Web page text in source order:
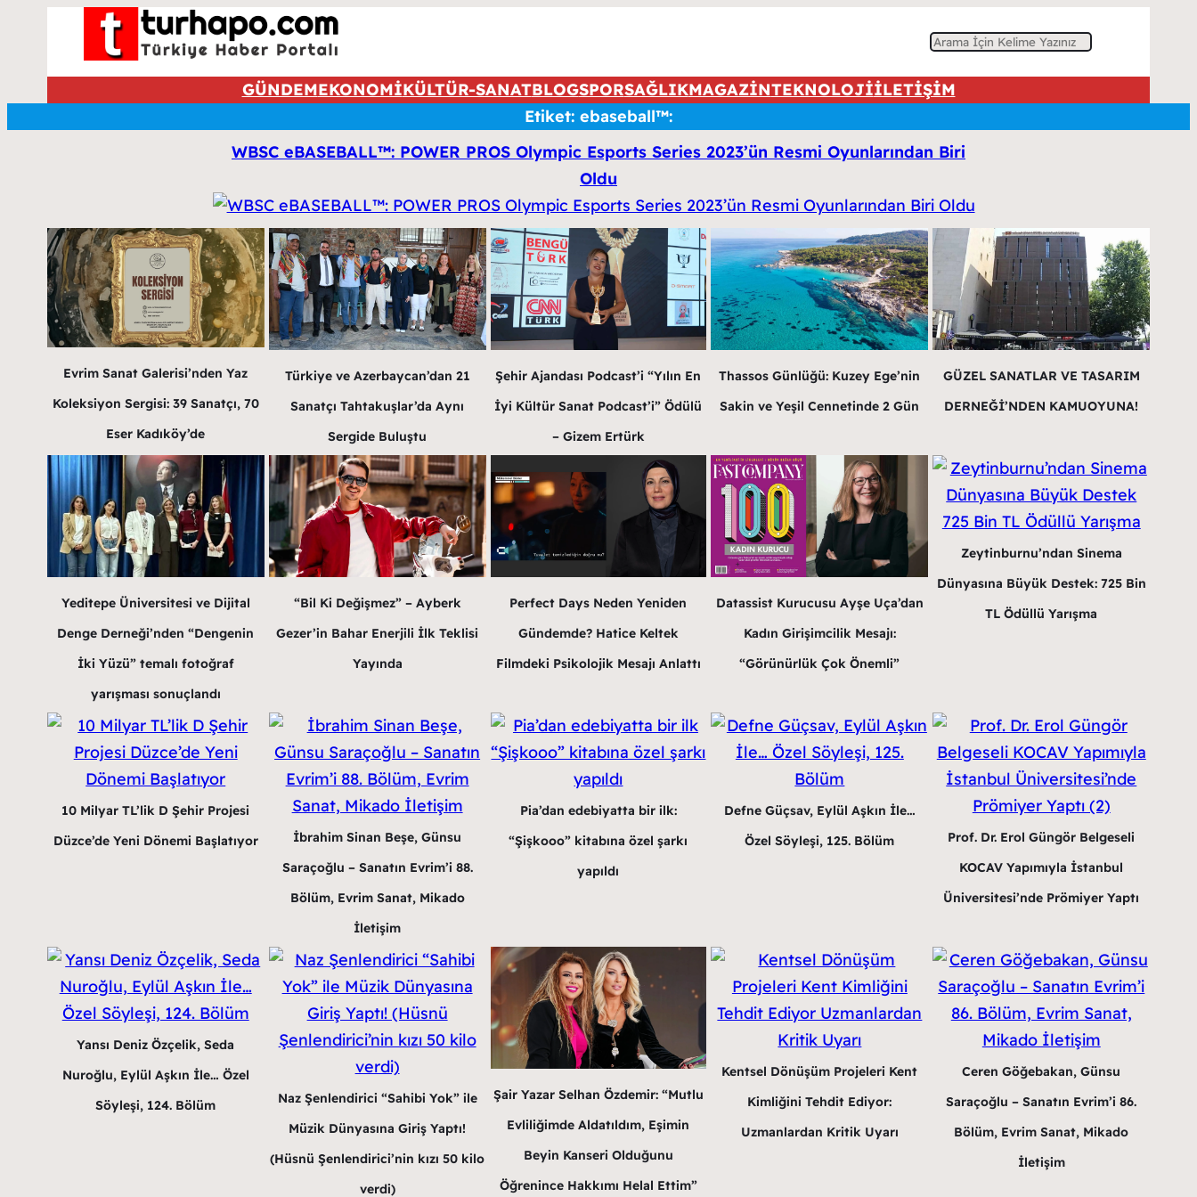
A
a
GÜNDEMEKONOMİKÜLTÜR-SANATBLOGSPORSAĞLIKMAGAZİNTEKNOLOJİİLETİŞİM
Etiket: ebaseball™:
WBSC eBASEBALL™: POWER PROS Olympic Esports Series 2023’ün Resmi Oyunlarından Biri
Oldu
Evrim Sanat Galerisi’nden Yaz
Koleksiyon Sergisi: 39 Sanatçı, 70
Eser Kadıköy’de
Türkiye ve Azerbaycan’dan 21
Sanatçı Tahtakuşlar’da Aynı
Sergide Buluştu
Şehir Ajandası Podcast’i “Yılın En
İyi Kültür Sanat Podcast’i” Ödülü
– Gizem Ertürk
Thassos Günlüğü: Kuzey Ege’nin
Sakin ve Yeşil Cennetinde 2 Gün
GÜZEL SANATLAR VE TASARIM
DERNEĞİ’NDEN KAMUOYUNA!
Yeditepe Üniversitesi ve Dijital
Denge Derneği’nden “Dengenin
İki Yüzü” temalı fotoğraf
yarışması sonuçlandı
“Bil Ki Değişmez” – Ayberk
Gezer’in Bahar Enerjili İlk Teklisi
Yayında
Perfect Days Neden Yeniden
Gündemde? Hatice Keltek
Filmdeki Psikolojik Mesajı Anlattı
Datassist Kurucusu Ayşe Uça’dan
Kadın Girişimcilik Mesajı:
“Görünürlük Çok Önemli”
Zeytinburnu’ndan Sinema
Dünyasına Büyük Destek: 725 Bin
TL Ödüllü Yarışma
10 Milyar TL’lik D Şehir Projesi
Düzce’de Yeni Dönemi Başlatıyor
İbrahim Sinan Beşe, Günsu
Saraçoğlu – Sanatın Evrim’i 88.
Bölüm, Evrim Sanat, Mikado
İletişim
Pia’dan edebiyatta bir ilk:
“Şişkooo” kitabına özel şarkı
yapıldı
Defne Güçsav, Eylül Aşkın İle…
Özel Söyleşi, 125. Bölüm
Prof. Dr. Erol Güngör Belgeseli
KOCAV Yapımıyla İstanbul
Üniversitesi’nde Prömiyer Yaptı
Yansı Deniz Özçelik, Seda
Nuroğlu, Eylül Aşkın İle… Özel
Söyleşi, 124. Bölüm
Naz Şenlendirici “Sahibi Yok” ile
Müzik Dünyasına Giriş Yaptı!
(Hüsnü Şenlendirici’nin kızı 50 kilo
verdi)
Şair Yazar Selhan Özdemir: “Mutlu
Evliliğimde Aldatıldım, Eşimin
Beyin Kanseri Olduğunu
Öğrenince Hakkımı Helal Ettim”
Kentsel Dönüşüm Projeleri Kent
Kimliğini Tehdit Ediyor:
Uzmanlardan Kritik Uyarı
Ceren Göğebakan, Günsu
Saraçoğlu – Sanatın Evrim’i 86.
Bölüm, Evrim Sanat, Mikado
İletişim